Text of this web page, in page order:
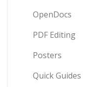
OpenDocs
PDF Editing
Posters
Quick Guides